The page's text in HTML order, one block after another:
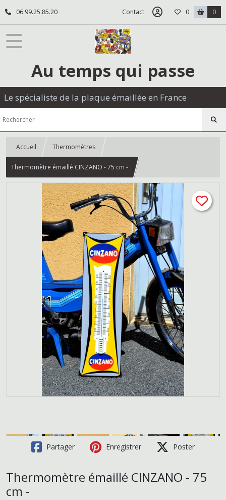
06.99.25.85.20 Contact 0 0
Au temps qui passe
Le spécialiste de la plaque émaillée en France
Accueil Thermomètres
Thermomètre émaillé CINZANO - 75 cm -
Partager Enregistrer Poster
Thermomètre émaillé CINZANO - 75
cm -